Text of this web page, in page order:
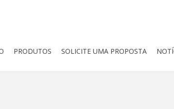
PRODUTOS SOLICITE UMA PROPOSTA